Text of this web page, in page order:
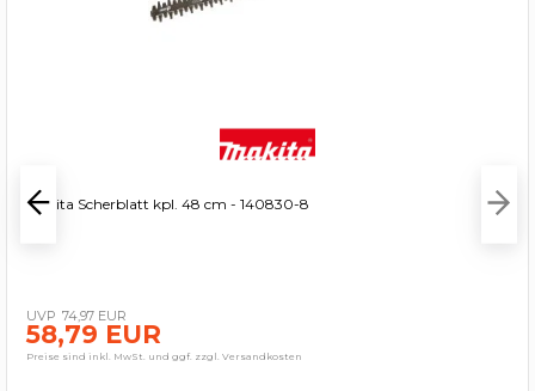
Makita Scherblatt kpl. 48 cm - 140830-8
74,97 EUR
58,79 EUR
Preise sind inkl. MwSt. und ggf. zzgl. Versandkosten